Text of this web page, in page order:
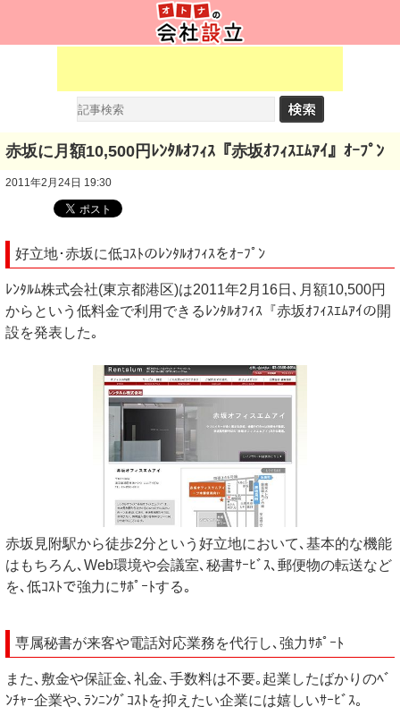
赤坂に月額10,500円ﾚﾝﾀﾙｵﾌｨｽ『赤坂ｵﾌｨｽｴﾑｱｲ』ｵｰﾌﾟﾝ
2011年2月24日 19:30
好立地･赤坂に低ｺｽﾄのﾚﾝﾀﾙｵﾌｨｽをｵｰﾌﾟﾝ
ﾚﾝﾀﾙﾑ株式会社(東京都港区)は2011年2月16日､月額10,500円
からという低料金で利用できるﾚﾝﾀﾙｵﾌｨｽ『赤坂ｵﾌｨｽｴﾑｱｲの開
設を発表した｡
赤坂見附駅から徒歩2分という好立地において､基本的な機能
はもちろん､Web環境や会議室､秘書ｻｰﾋﾞｽ､郵便物の転送など
を､低ｺｽﾄで強力にｻﾎﾟｰﾄする｡
専属秘書が来客や電話対応業務を代行し､強力ｻﾎﾟｰﾄ
また､敷金や保証金､礼金､手数料は不要｡起業したばかりのﾍﾞ
ﾝﾁｬｰ企業や､ﾗﾝﾆﾝｸﾞｺｽﾄを抑えたい企業には嬉しいｻｰﾋﾞｽ｡